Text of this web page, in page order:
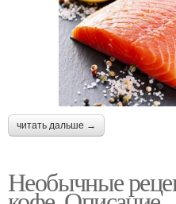
читать дальше →
Необычные